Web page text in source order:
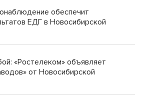
обеспечит
ЕДГ в Новосибирской
«Ростелеком» объявляет
от Новосибирской